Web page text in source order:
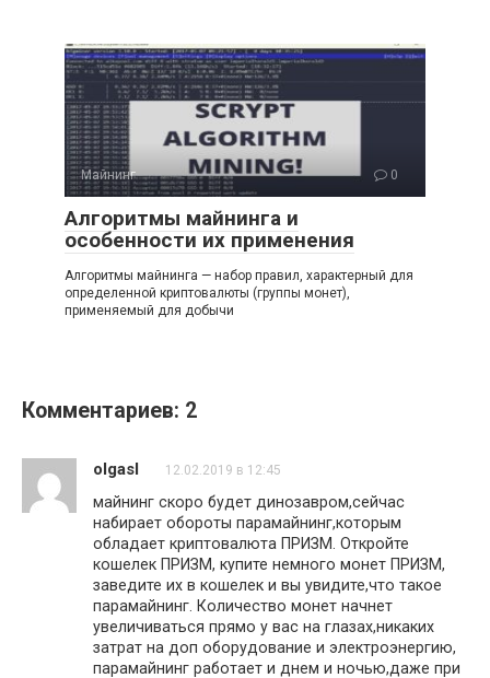
Майнинг 0
Алгоритмы майнинга и
особенности их применения
Алгоритмы майнинга — набор правил, характерный для
определенной криптовалюты (группы монет),
применяемый для добычи
Комментариев: 2
olgasl 12.02.2019 в 12:45
майнинг скоро будет динозавром,сейчас
набирает обороты парамайнинг,которым
обладает криптовалюта ПРИЗМ. Откройте
кошелек ПРИЗМ, купите немного монет ПРИЗМ,
заведите их в кошелек и вы увидите,что такое
парамайнинг. Количество монет начнет
увеличиваться прямо у вас на глазах,никаких
затрат на доп оборудование и электроэнергию,
парамайнинг работает и днем и ночью,даже при